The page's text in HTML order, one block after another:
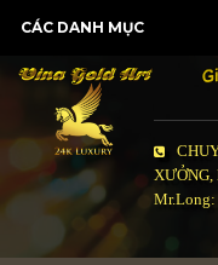
CÁC DANH MỤC
Mr.Long: